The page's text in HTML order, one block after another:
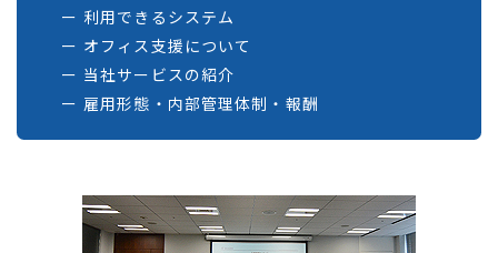
利用できるシステム
オフィス支援について
当社サービスの紹介
雇用形態・内部管理体制・報酬